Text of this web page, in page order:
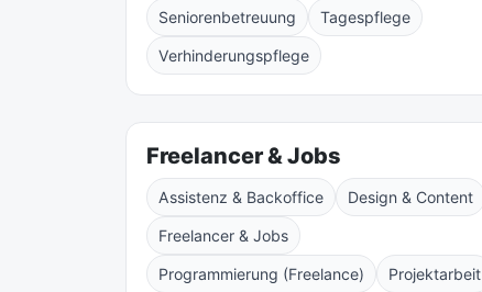
Seniorenbetreuung Tagespflege
Verhinderungspflege
Freelancer & Jobs
Assistenz & Backoffice Design & Content
Freelancer & Jobs
Programmierung (Freelance) Projektarbeit